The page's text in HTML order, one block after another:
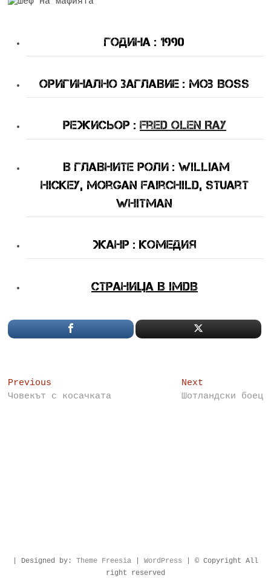
Година : 1990
Оригинално Заглавие : Mob Boss
Режисьор : Fred Olen Ray
В Главните Роли : William
Hickey, Morgan Fairchild, Stuart
Whitman
Жанр : комедия
Страница в IMDB
Post
navigation
Previous
post:
Човекът с косачката
NextNext
post:
Шотландски боец
| Designed by: Theme Freesia| WordPress | © Copyright All
right reserved